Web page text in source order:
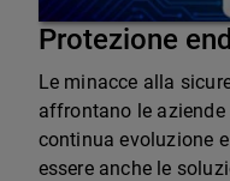
Protezione
Le minacce alla
affrontano le aziende
continua evoluzione
essere anche le